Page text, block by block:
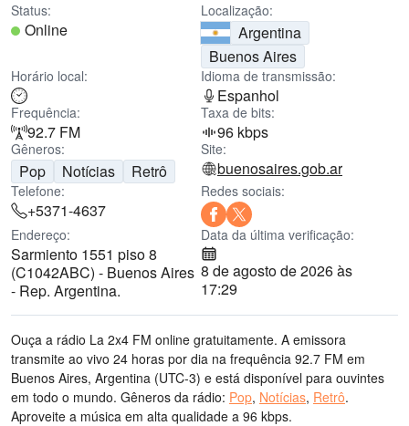
Status:
Online
Localização:
Argentina
Buenos Aires
Horário local: Idioma de transmissão:
Espanhol
Frequência:
92.7 FM
Taxa de bits:
96 kbps
Gêneros:
Pop Notícias Retrô
Site:
buenosaires.gob.ar
Telefone:
+5371-4637
Redes sociais:
Endereço:
Sarmiento 1551 piso 8
(C1042ABC) - Buenos Aires
- Rep. Argentina.
Data da última verificação:
8 de agosto de 2026 às
17:29
Ouça a rádio La 2x4 FM online gratuitamente. A emissora
transmite ao vivo 24 horas por dia na frequência 92.7 FM em
Buenos Aires, Argentina (UTC-3) e está disponível para ouvintes
em todo o mundo. Gêneros da rádio: Pop, Notícias, Retrô.
Aproveite a música em alta qualidade a 96 kbps.